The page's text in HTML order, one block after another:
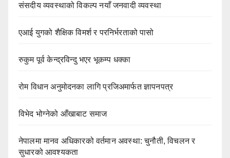
संसदीय व्यवस्थाको विकल्प नयाँ जनवादी व्यवस्था
एआई युगको शैक्षिक विमर्श र परनिर्भरताको पासो
रुकुम पूर्व केन्द्रविन्दु भएर भूकम्प धक्का
रोम विधान अनुमोदनका लागि प्रजिअमार्फत ज्ञापनपत्र
विभेद भोग्नेको आँखाबाट समाज
नेपालमा मानव अधिकारको वर्तमान अवस्था: चुनौती, विचलन र
सुधारको आवश्यकता